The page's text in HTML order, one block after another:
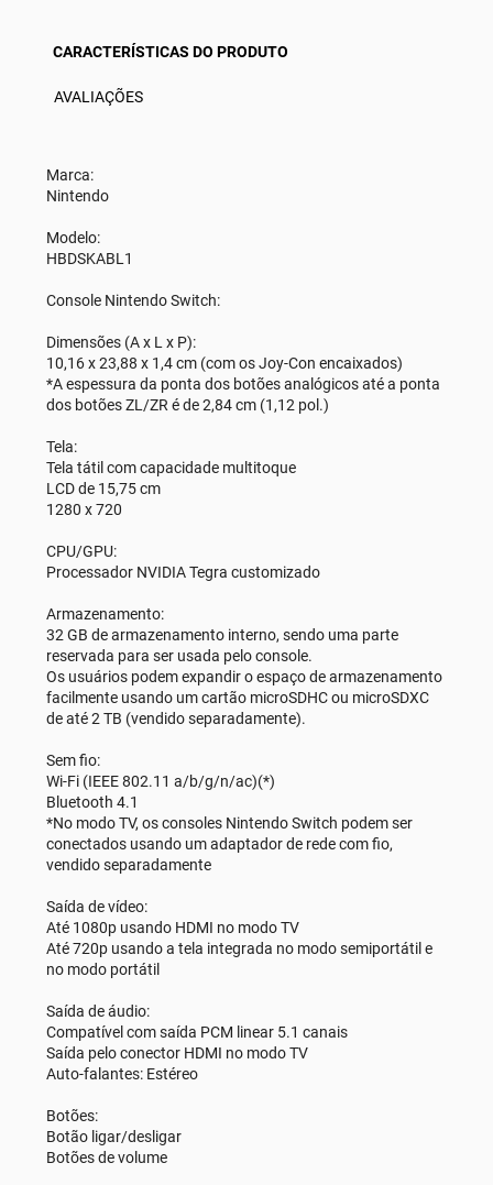
CARACTERÍSTICAS DO PRODUTO
AVALIAÇÕES
Marca:
Nintendo
Modelo:
HBDSKABL1
Console Nintendo Switch:
Dimensões (A x L x P):
10,16 x 23,88 x 1,4 cm (com os Joy-Con encaixados)
*A espessura da ponta dos botões analógicos até a ponta
dos botões ZL/ZR é de 2,84 cm (1,12 pol.)
Tela:
Tela tátil com capacidade multitoque
LCD de 15,75 cm
1280 x 720
CPU/GPU:
Processador NVIDIA Tegra customizado
Armazenamento:
32 GB de armazenamento interno, sendo uma parte
reservada para ser usada pelo console.
Os usuários podem expandir o espaço de armazenamento
facilmente usando um cartão microSDHC ou microSDXC
de até 2 TB (vendido separadamente).
Sem fio:
Wi-Fi (IEEE 802.11 a/b/g/n/ac)(*)
Bluetooth 4.1
*No modo TV, os consoles Nintendo Switch podem ser
conectados usando um adaptador de rede com fio,
vendido separadamente
Saída de vídeo:
Até 1080p usando HDMI no modo TV
Até 720p usando a tela integrada no modo semiportátil e
no modo portátil
Saída de áudio:
Compatível com saída PCM linear 5.1 canais
Saída pelo conector HDMI no modo TV
Auto-falantes: Estéreo
Botões:
Botão ligar/desligar
Botões de volume